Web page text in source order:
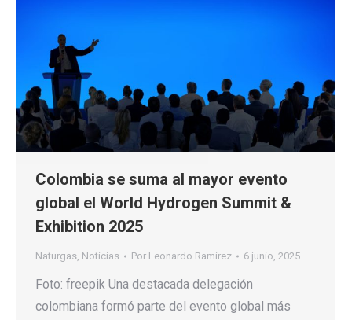
Colombia se suma al mayor evento
global el World Hydrogen Summit &
Exhibition 2025
Naturgas, Noticias Por Leonardo Ramirez 6 junio, 2025
Foto: freepik Una destacada delegación
colombiana formó parte del evento global más